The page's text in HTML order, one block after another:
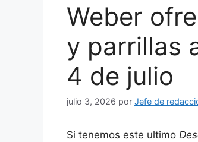
Weber
y parrillas
4 de julio
julio 3, 2026 por Jefe de
Si tenemos este ultimo